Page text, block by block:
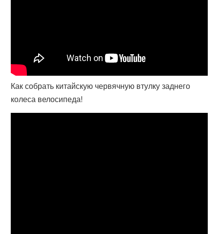
Как собрать китайскую червячную втулку заднего
колеса велосипеда!